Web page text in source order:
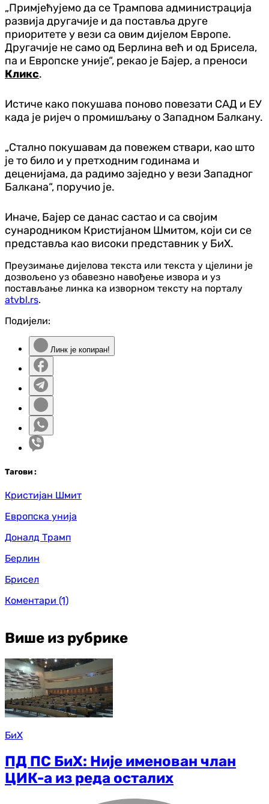
„Примјећујемо да се Трампова администрација
развија другачије и да поставља друге
приоритете у вези са овим дијелом Европе.
Другачије не само од Берлина већ и од Брисела,
па и Европске уније“, рекао је Бајер, а преноси
Кликс.
Истиче како покушава поново повезати САД и ЕУ
када је ријеч о промишљању о Западном Балкану.
„Стално покушавам да повежем ствари, као што
је то било и у претходним годинама и
деценијама, да радимо заједно у вези Западног
Балкана“, поручио је.
Иначе, Бајер се данас састао и са својим
сународником Кристијаном Шмитом, који си се
представља као високи представник у БиХ.
Преузимање дијелова текста или текста у цјелини је
дозвољено уз обавезно навођење извора и уз
постављање линка ка изворном тексту на порталу
atvbl.rs.
Подијели:
Линк је копиран!
Тагови :
Кристијан Шмит
Европска унија
Доналд Трамп
Берлин
Брисел
Коментари (1)
Више из рубрике
БиХ
ПД ПС БиХ: Није именован члан
ЦИК-а из реда осталих